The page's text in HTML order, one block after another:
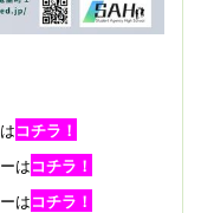
コチラ！
はコチラ！
はコチラ！